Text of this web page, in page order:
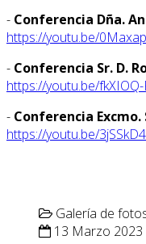
- Conferencia Dña.
https://youtu.be/
- Conferencia Sr. D.
https://youtu.be/
- Conferencia Excmo.
https://youtu.be/
Galería de
13 Marzo 2023